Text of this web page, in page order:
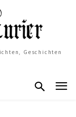
Geschichten